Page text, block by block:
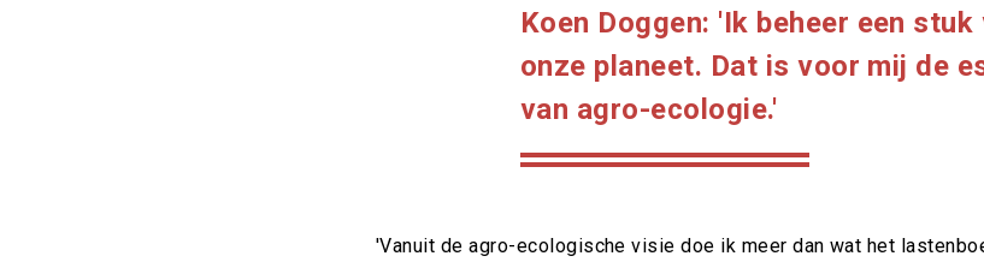
Koen Doggen: 'Ik beheer een stuk
onze planeet. Dat is voor mij de
van agro-ecologie.'
'Vanuit de agro-ecologische visie doe ik meer dan wat het